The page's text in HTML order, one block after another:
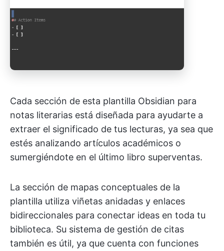
Cada sección de esta plantilla Obsidian para
notas literarias está diseñada para ayudarte a
extraer el significado de tus lecturas, ya sea que
estés analizando artículos académicos o
sumergiéndote en el último libro superventas.
La sección de mapas conceptuales de la
plantilla utiliza viñetas anidadas y enlaces
bidireccionales para conectar ideas en toda tu
biblioteca. Su sistema de gestión de citas
también es útil, ya que cuenta con funciones